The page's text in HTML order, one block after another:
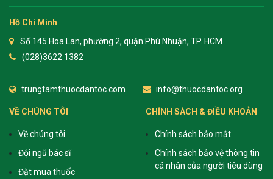
Hồ Chí Minh
Số 145 Hoa Lan, phường 2, quận Phú Nhuận, TP. HCM
(028)3622 1382
trungtamthuocdantoc.com info@thuocdantoc.org
VỀ CHÚNG TÔI
Về chúng tôi
Đội ngũ bác sĩ
Đặt mua thuốc
CHÍNH SÁCH & ĐIỀU KHOẢN
Chính sách bảo mật
Chính sách bảo vệ thông tin
cá nhân của người tiêu dùng